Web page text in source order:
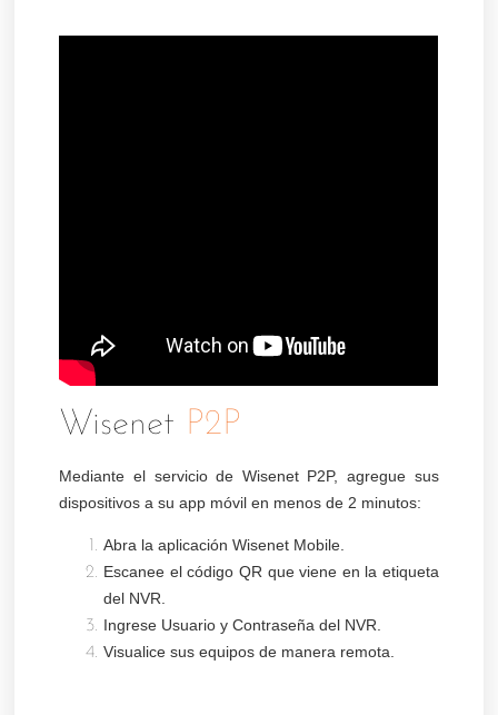
Wisenet P2P
Mediante el servicio de Wisenet P2P, agregue sus
dispositivos a su app móvil en menos de 2 minutos:
Abra la aplicaciónWisenet Mobile.
Escanee el código QR que viene en la etiqueta
del NVR.
Ingrese Usuario y Contraseña del NVR.
Visualice sus equipos de manera remota.